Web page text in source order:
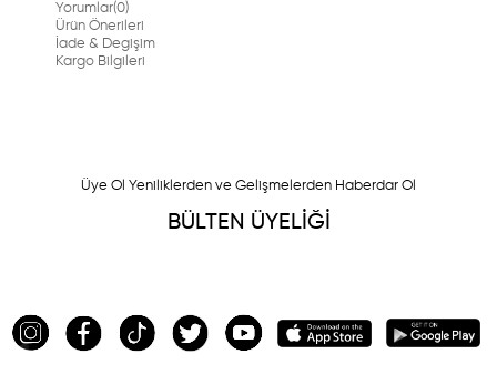
Yorumlar(0)
Ürün Önerileri
İade & Degişim
Kargo Bilgileri
Üye Ol Yeniliklerden ve Gelişmelerden Haberdar Ol
BÜLTEN ÜYELİĞİ